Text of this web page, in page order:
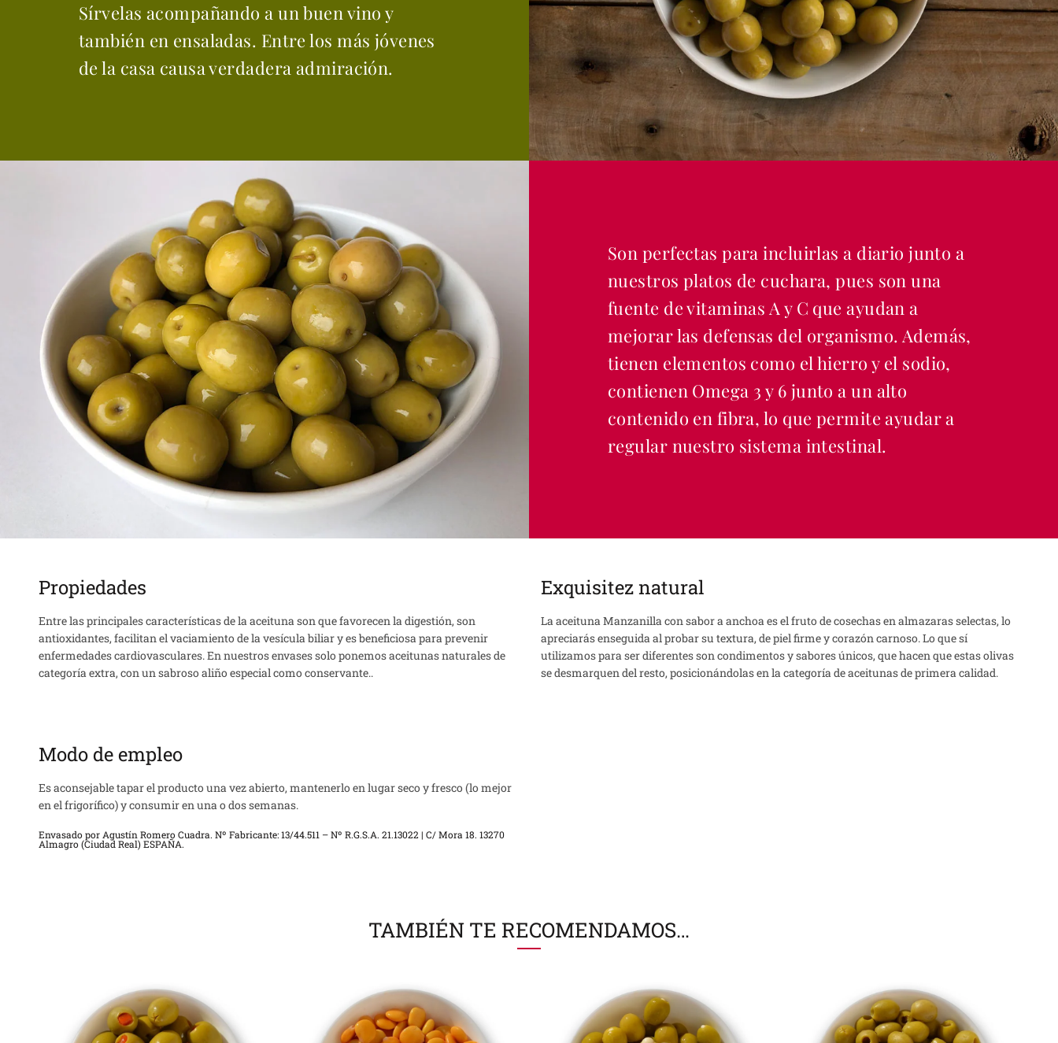
Sírvelas acompañando a un buen vino y
también en ensaladas. Entre los más jóvenes
de la casa causa verdadera admiración.
Son perfectas para incluirlas a diario junto a
nuestros platos de cuchara, pues son una
fuente de vitaminas A y C que ayudan a
mejorar las defensas del organismo. Además,
tienen elementos como el hierro y el sodio,
contienen Omega 3 y 6 junto a un alto
contenido en fibra, lo que permite ayudar a
regular nuestro sistema intestinal.
Propiedades
Entre las principales características de la aceituna son que favorecen la digestión, son
antioxidantes, facilitan el vaciamiento de la vesícula biliar y es beneficiosa para prevenir
enfermedades cardiovasculares. En nuestros envases solo ponemos aceitunas naturales de
categoría extra, con un sabroso aliño especial como conservante..
Exquisitez natural
La aceituna Manzanilla con sabor a anchoa es el fruto de cosechas en almazaras selectas, lo
apreciarás enseguida al probar su textura, de piel firme y corazón carnoso. Lo que sí
utilizamos para ser diferentes son condimentos y sabores únicos, que hacen que estas olivas
se desmarquen del resto, posicionándolas en la categoría de aceitunas de primera calidad.
Modo de empleo
Es aconsejable tapar el producto una vez abierto, mantenerlo en lugar seco y fresco (lo mejor
en el frigorífico) y consumir en una o dos semanas.
Envasado por Agustín Romero Cuadra. Nº Fabricante: 13/44.511 – Nº R.G.S.A. 21.13022 | C/ Mora 18. 13270
Almagro (Ciudad Real) ESPAÑA.
TAMBIÉN TE RECOMENDAMOS…